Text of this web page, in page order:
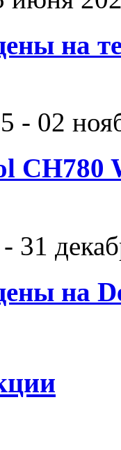
на
- 02
CH780
31
на